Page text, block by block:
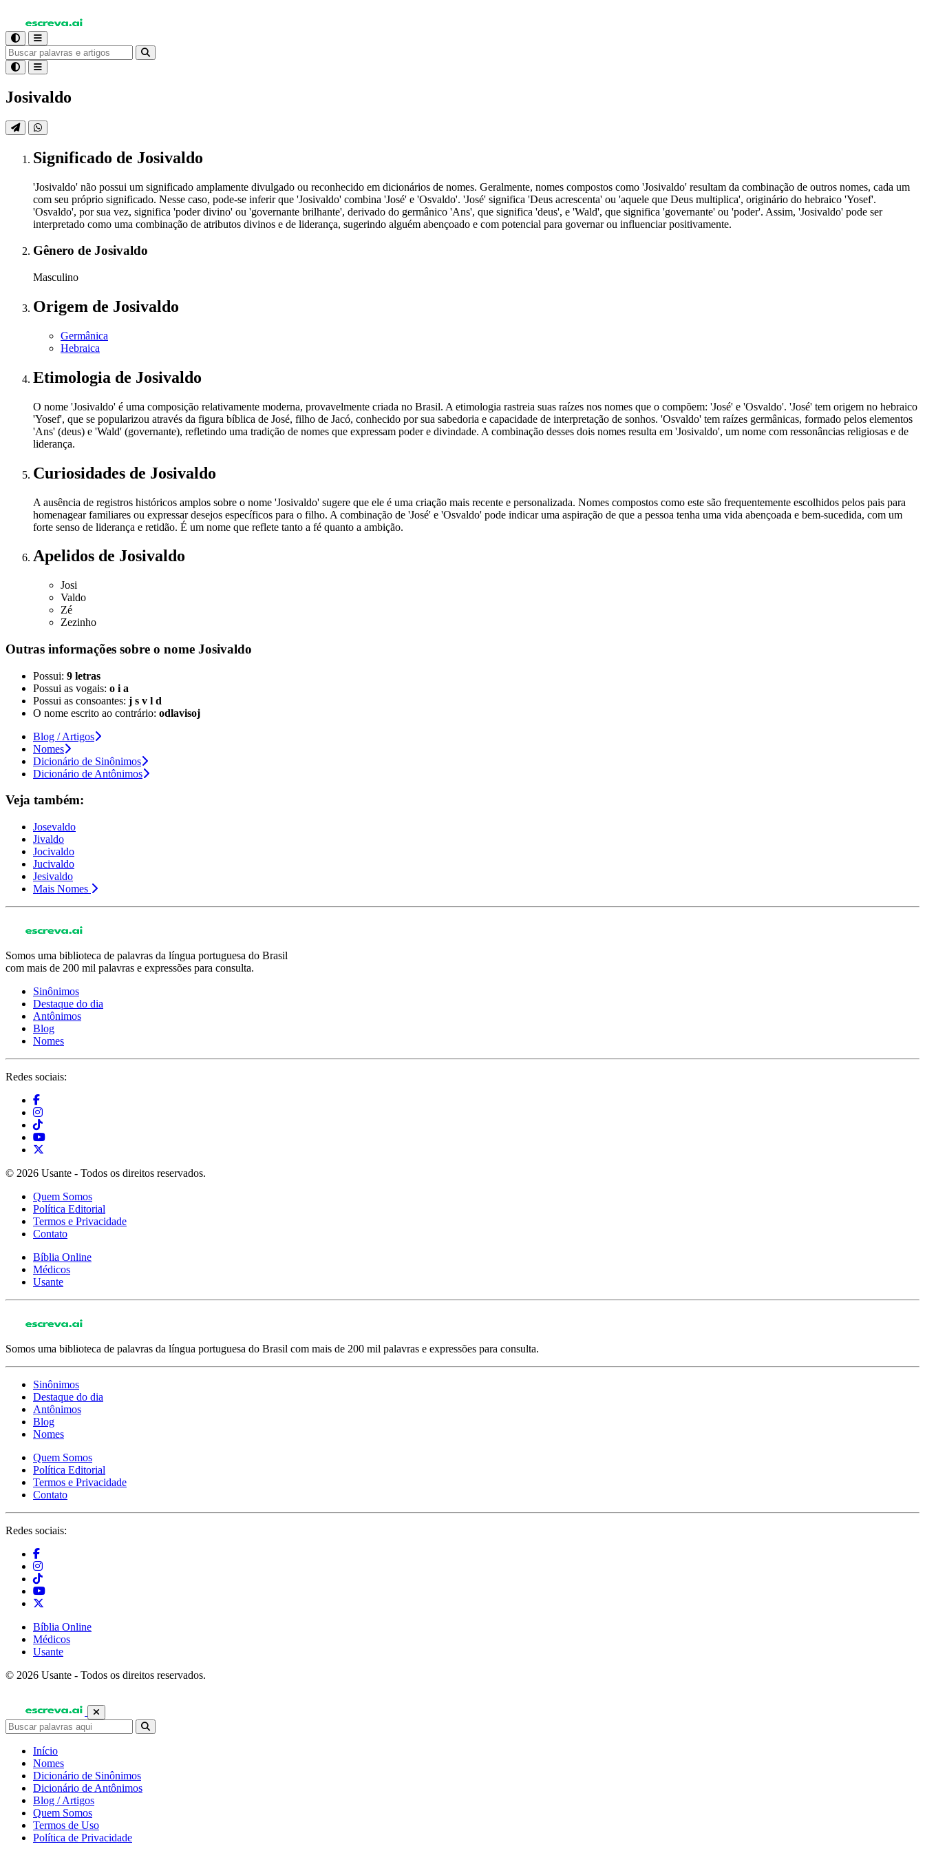
Josivaldo
Significado de Josivaldo
'Josivaldo' não possui um significado amplamente divulgado ou reconhecido em dicionários de nomes. Geralmente, nomes compostos como 'Josivaldo' resultam da combinação de outros nomes, cada um
com seu próprio significado. Nesse caso, pode-se inferir que 'Josivaldo' combina 'José' e 'Osvaldo'. 'José' significa 'Deus acrescenta' ou 'aquele que Deus multiplica', originário do hebraico 'Yosef'.
'Osvaldo', por sua vez, significa 'poder divino' ou 'governante brilhante', derivado do germânico 'Ans', que significa 'deus', e 'Wald', que significa 'governante' ou 'poder'. Assim, 'Josivaldo' pode ser
interpretado como uma combinação de atributos divinos e de liderança, sugerindo alguém abençoado e com potencial para governar ou influenciar positivamente.
Gênero de Josivaldo
Masculino
Origem de Josivaldo
Germânica
Hebraica
Etimologia de Josivaldo
O nome 'Josivaldo' é uma composição relativamente moderna, provavelmente criada no Brasil. A etimologia rastreia suas raízes nos nomes que o compõem: 'José' e 'Osvaldo'. 'José' tem origem no hebraico
'Yosef', que se popularizou através da figura bíblica de José, filho de Jacó, conhecido por sua sabedoria e capacidade de interpretação de sonhos. 'Osvaldo' tem raízes germânicas, formado pelos elementos
'Ans' (deus) e 'Wald' (governante), refletindo uma tradição de nomes que expressam poder e divindade. A combinação desses dois nomes resulta em 'Josivaldo', um nome com ressonâncias religiosas e de
liderança.
Curiosidades de Josivaldo
A ausência de registros históricos amplos sobre o nome 'Josivaldo' sugere que ele é uma criação mais recente e personalizada. Nomes compostos como este são frequentemente escolhidos pelos pais para
homenagear familiares ou expressar desejos específicos para o filho. A combinação de 'José' e 'Osvaldo' pode indicar uma aspiração de que a pessoa tenha uma vida abençoada e bem-sucedida, com um
forte senso de liderança e retidão. É um nome que reflete tanto a fé quanto a ambição.
Apelidos de Josivaldo
Josi
Valdo
Zé
Zezinho
Outras informações sobre o nome Josivaldo
Possui: 9 letras
Possui as vogais: o i a
Possui as consoantes: j s v l d
O nome escrito ao contrário: odlavisoj
Blog / Artigos
Nomes
Dicionário de Sinônimos
Dicionário de Antônimos
Veja também:
Josevaldo
Jivaldo
Jocivaldo
Jucivaldo
Jesivaldo
Mais Nomes
Somos uma biblioteca de palavras da língua portuguesa do Brasil
com mais de 200 mil palavras e expressões para consulta.
Sinônimos
Destaque do dia
Antônimos
Blog
Nomes
Redes sociais:
© 2026 Usante - Todos os direitos reservados.
Quem Somos
Política Editorial
Termos e Privacidade
Contato
Bíblia Online
Médicos
Usante
Somos uma biblioteca de palavras da língua portuguesa do Brasil com mais de 200 mil palavras e expressões para consulta.
Sinônimos
Destaque do dia
Antônimos
Blog
Nomes
Quem Somos
Política Editorial
Termos e Privacidade
Contato
Redes sociais:
Bíblia Online
Médicos
Usante
© 2026 Usante - Todos os direitos reservados.
Início
Nomes
Dicionário de Sinônimos
Dicionário de Antônimos
Blog / Artigos
Quem Somos
Termos de Uso
Política de Privacidade